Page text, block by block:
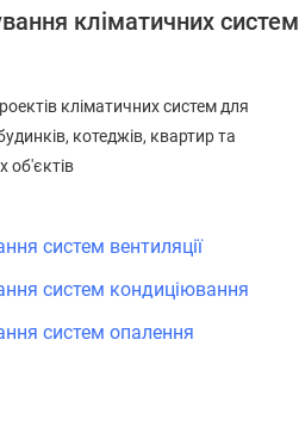
кліматичних систем
кліматичних систем для
котеджів, квартир та
об'єктів
систем вентиляції
систем кондиціювання
систем опалення